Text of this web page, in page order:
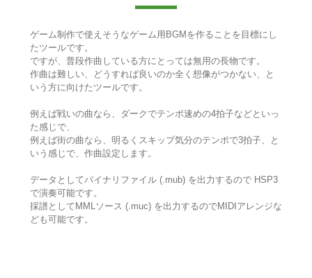
ゲーム制作で使えそうなゲーム用BGMを作ることを目標にし
たツールです。
ですが、普段作曲している方にとっては無用の長物です。
作曲は難しい、どうすれば良いのか全く想像がつかない、と
いう方に向けたツールです。
例えば戦いの曲なら、ダークでテンポ速めの4拍子などといっ
た感じで、
例えば街の曲なら、明るくスキップ気分のテンポで3拍子、と
いう感じで、作曲設定します。
データとしてバイナリファイル (.mub) を出力するので HSP3
で演奏可能です。
採譜としてMMLソース (.muc) を出力するのでMIDIアレンジな
ども可能です。